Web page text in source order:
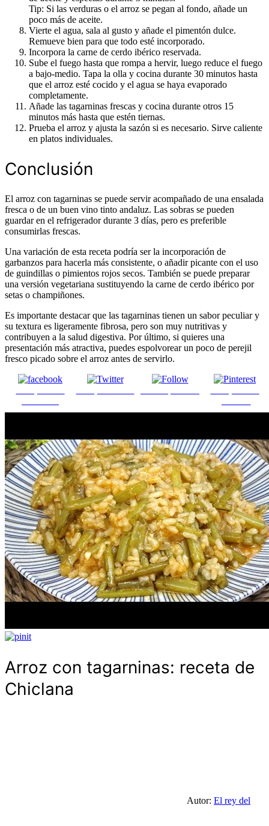
Tip: Si las verduras o el arroz se pegan al fondo, añade un
poco más de aceite.
Vierte el agua, sala al gusto y añade el pimentón dulce.
Remueve bien para que todo esté incorporado.
Incorpora la carne de cerdo ibérico reservada.
Sube el fuego hasta que rompa a hervir, luego reduce el fuego
a bajo-medio. Tapa la olla y cocina durante 30 minutos hasta
que el arroz esté cocido y el agua se haya evaporado
completamente.
Añade las tagarninas frescas y cocina durante otros 15
minutos más hasta que estén tiernas.
Prueba el arroz y ajusta la sazón si es necesario. Sirve caliente
en platos individuales.
Conclusión
El arroz con tagarninas se puede servir acompañado de una ensalada
fresca o de un buen vino tinto andaluz. Las sobras se pueden
guardar en el refrigerador durante 3 días, pero es preferible
consumirlas frescas.
Una variación de esta receta podría ser la incorporación de
garbanzos para hacerla más consistente, o añadir picante con el uso
de guindillas o pimientos rojos secos. También se puede preparar
una versión vegetariana sustituyendo la carne de cerdo ibérico por
setas o champiñones.
Es importante destacar que las tagarninas tienen un sabor peculiar y
su textura es ligeramente fibrosa, pero son muy nutritivas y
contribuyen a la salud digestiva. Por último, si quieres una
presentación más atractiva, puedes espolvorear un poco de perejil
fresco picado sobre el arroz antes de servirlo.
Arroz con tagarninas: receta de
Chiclana
Autor: El rey del